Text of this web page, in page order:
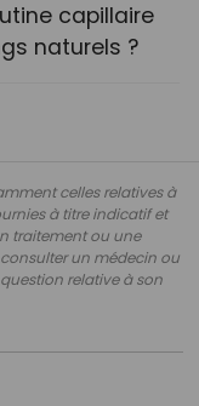
capillaire
naturels ?
celles relatives à
à titre indicatif et
traitement ou une
un médecin ou
relative à son